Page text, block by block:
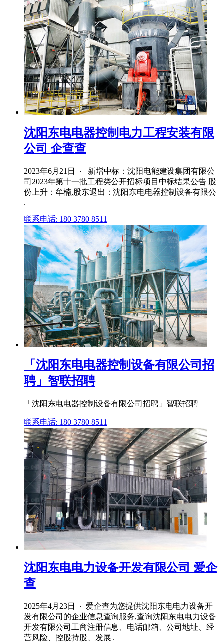
沈阳东电电器控制电力工程安装有限
公司 企查查
2023年6月21日 · 新增中标：沈阳电能建设集团有限公
司2023年第十一批工程类公开招标项目中标结果公告 股
份上升：牟楠,股东退出：沈阳东电电器控制设备有限公
.
联系电话: 180 3780 8511
「沈阳东电电器控制设备有限公司招
聘」智联招聘
「沈阳东电电器控制设备有限公司招聘」智联招聘
联系电话: 180 3780 8511
沈阳东电电力设备开发有限公司 爱企
查
2025年4月23日 · 爱企查为您提供沈阳东电电力设备开
发有限公司的企业信息查询服务,查询沈阳东电电力设备
开发有限公司工商注册信息、电话邮箱、公司地址、经
营风险、控股持股、发展 .